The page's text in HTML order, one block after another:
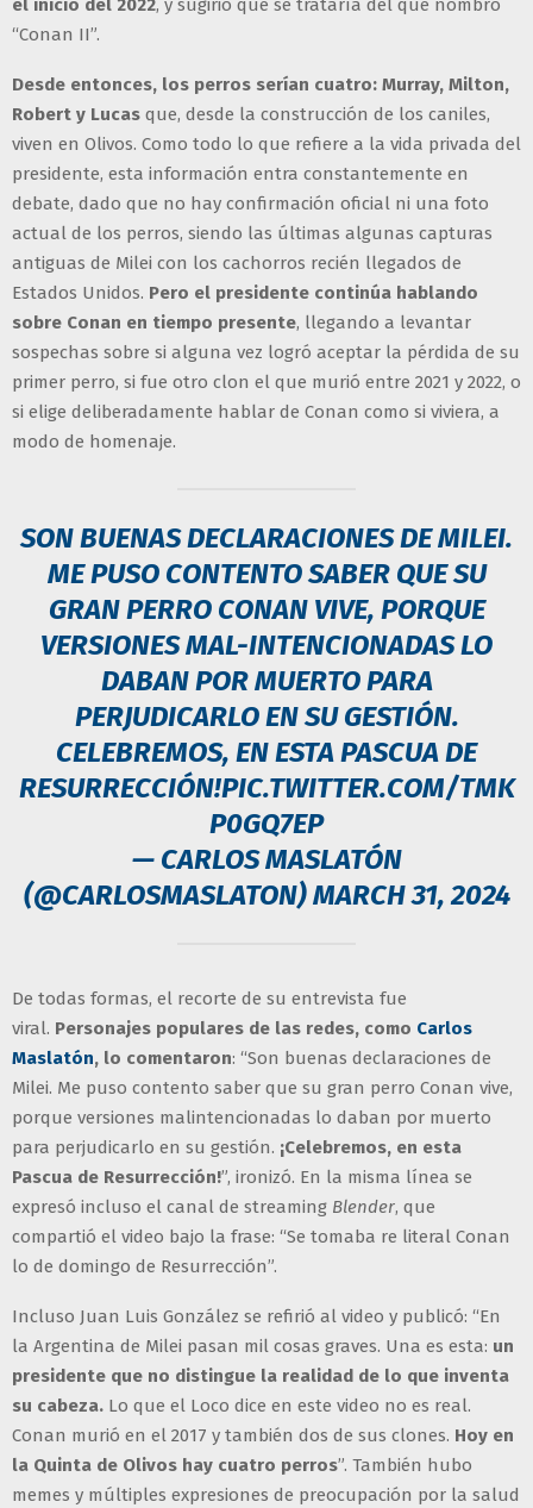
el inicio del 2022, y sugirió que se trataría del que nombró
“Conan II”.
Desde entonces, los perros serían cuatro: Murray, Milton,
Robert y Lucas que, desde la construcción de los caniles,
viven en Olivos. Como todo lo que refiere a la vida privada del
presidente, esta información entra constantemente en
debate, dado que no hay confirmación oficial ni una foto
actual de los perros, siendo las últimas algunas capturas
antiguas de Milei con los cachorros recién llegados de
Estados Unidos. Pero el presidente continúa hablando
sobre Conan en tiempo presente, llegando a levantar
sospechas sobre si alguna vez logró aceptar la pérdida de su
primer perro, si fue otro clon el que murió entre 2021 y 2022, o
si elige deliberadamente hablar de Conan como si viviera, a
modo de homenaje.
SON BUENAS DECLARACIONES DE MILEI.
ME PUSO CONTENTO SABER QUE SU
GRAN PERRO CONAN VIVE, PORQUE
VERSIONES MAL-INTENCIONADAS LO
DABAN POR MUERTO PARA
PERJUDICARLO EN SU GESTIÓN.
CELEBREMOS, EN ESTA PASCUA DE
RESURRECCIÓN!PIC.TWITTER.COM/TMK
P0GQ7EP
— CARLOS MASLATÓN
(@CARLOSMASLATON)MARCH 31, 2024
De todas formas, el recorte de su entrevista fue
viral. Personajes populares de las redes, como Carlos
Maslatón, lo comentaron: “Son buenas declaraciones de
Milei. Me puso contento saber que su gran perro Conan vive,
porque versiones malintencionadas lo daban por muerto
para perjudicarlo en su gestión. ¡Celebremos, en esta
Pascua de Resurrección!”, ironizó. En la misma línea se
expresó incluso el canal de streaming Blender, que
compartió el video bajo la frase: “Se tomaba re literal Conan
lo de domingo de Resurrección”.
Incluso Juan Luis González se refirió al video y publicó: “En
la Argentina de Milei pasan mil cosas graves. Una es esta: un
presidente que no distingue la realidad de lo que inventa
su cabeza. Lo que el Loco dice en este video no es real.
Conan murió en el 2017 y también dos de sus clones. Hoy en
la Quinta de Olivos hay cuatro perros”. También hubo
memes y múltiples expresiones de preocupación por la salud